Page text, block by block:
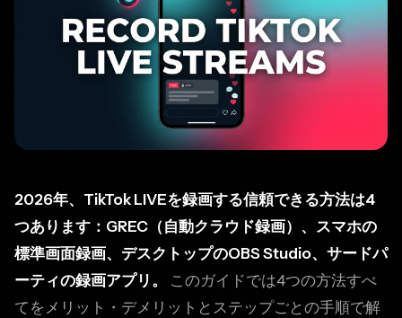
2026年、TikTok LIVEを録画する信頼できる方法は4
つあります：GREC（自動クラウド録画）、スマホの
標準画面録画、デスクトップのOBS Studio、サードパ
ーティの録画アプリ。
このガイドでは4つの方法すべ
てをメリット・デメリットとステップごとの手順で解